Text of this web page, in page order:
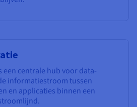
centrale hub voor data-
informatiestroom tussen
en applicaties binnen een